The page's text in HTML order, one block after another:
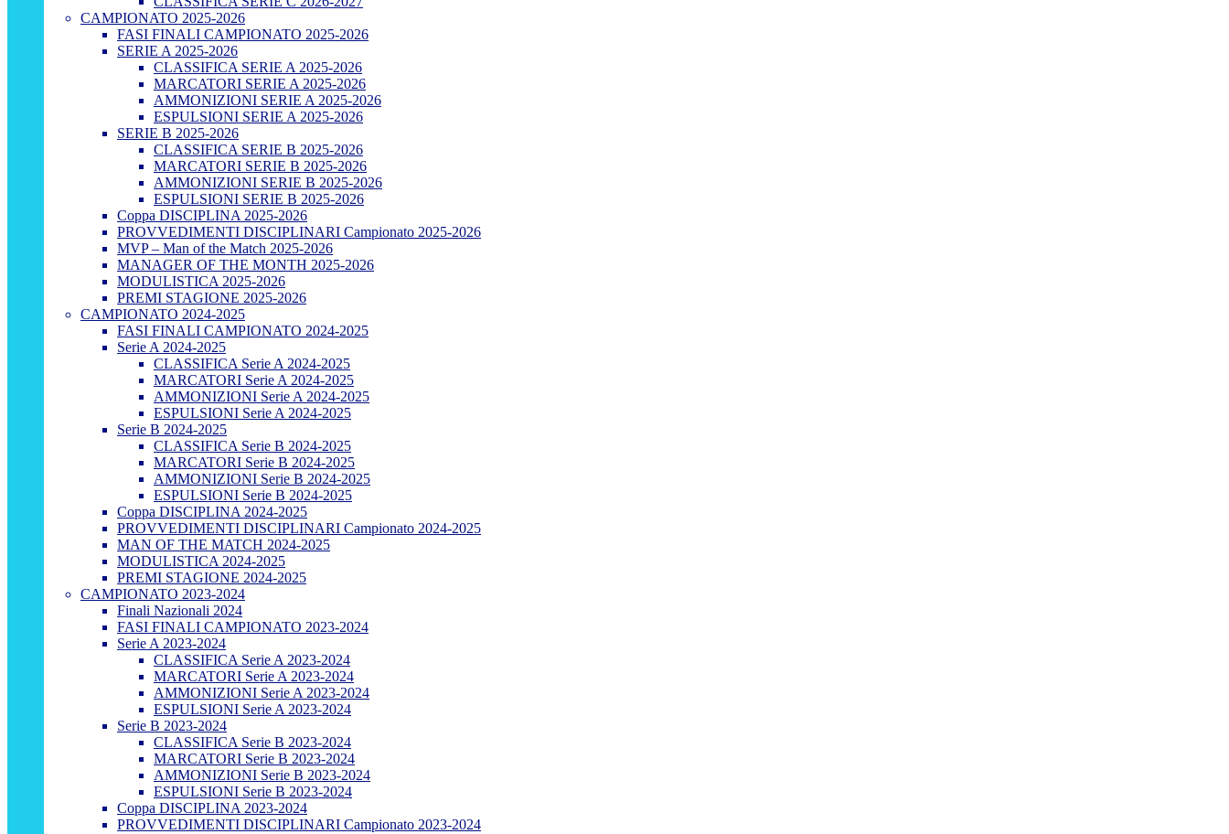
CAMPIONATO 2025-2026
FASI FINALI CAMPIONATO 2025-2026
SERIE A 2025-2026
CLASSIFICA SERIE A 2025-2026
MARCATORI SERIE A 2025-2026
AMMONIZIONI SERIE A 2025-2026
ESPULSIONI SERIE A 2025-2026
SERIE B 2025-2026
CLASSIFICA SERIE B 2025-2026
MARCATORI SERIE B 2025-2026
AMMONIZIONI SERIE B 2025-2026
ESPULSIONI SERIE B 2025-2026
Coppa DISCIPLINA 2025-2026
PROVVEDIMENTI DISCIPLINARI Campionato 2025-2026
MVP – Man of the Match 2025-2026
MANAGER OF THE MONTH 2025-2026
MODULISTICA 2025-2026
PREMI STAGIONE 2025-2026
CAMPIONATO 2024-2025
FASI FINALI CAMPIONATO 2024-2025
Serie A 2024-2025
CLASSIFICA Serie A 2024-2025
MARCATORI Serie A 2024-2025
AMMONIZIONI Serie A 2024-2025
ESPULSIONI Serie A 2024-2025
Serie B 2024-2025
CLASSIFICA Serie B 2024-2025
MARCATORI Serie B 2024-2025
AMMONIZIONI Serie B 2024-2025
ESPULSIONI Serie B 2024-2025
Coppa DISCIPLINA 2024-2025
PROVVEDIMENTI DISCIPLINARI Campionato 2024-2025
MAN OF THE MATCH 2024-2025
MODULISTICA 2024-2025
PREMI STAGIONE 2024-2025
CAMPIONATO 2023-2024
Finali Nazionali 2024
FASI FINALI CAMPIONATO 2023-2024
Serie A 2023-2024
CLASSIFICA Serie A 2023-2024
MARCATORI Serie A 2023-2024
AMMONIZIONI Serie A 2023-2024
ESPULSIONI Serie A 2023-2024
Serie B 2023-2024
CLASSIFICA Serie B 2023-2024
MARCATORI Serie B 2023-2024
AMMONIZIONI Serie B 2023-2024
ESPULSIONI Serie B 2023-2024
Coppa DISCIPLINA 2023-2024
PROVVEDIMENTI DISCIPLINARI Campionato 2023-2024